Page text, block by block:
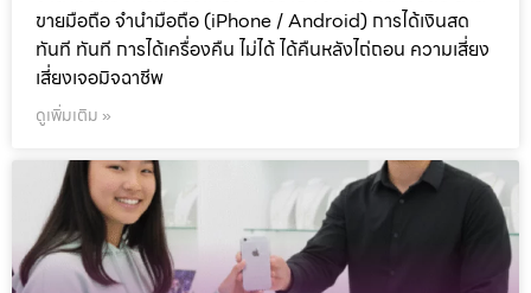
ขายมือถือ จำนำมือถือ (iPhone / Android) การได้เงินสด
ทันที ทันที การได้เครื่องคืน ไม่ได้ ได้คืนหลังไถ่ถอน ความเสี่ยง
เสี่ยงเจอมิจฉาชีพ
ดูเพิ่มเติม »